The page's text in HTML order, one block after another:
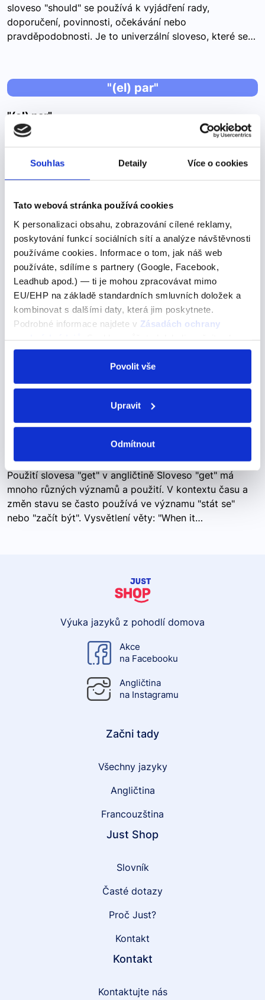
Souhlas Detaily Více o cookies
Tato webová stránka používá cookies
K personalizaci obsahu, zobrazování cílené reklamy,
poskytování funkcí sociálních sítí a analýze návštěvnosti
používáme cookies. Informace o tom, jak náš web
používáte, sdílíme s partnery (Google, Facebook,
Leadhub apod.) — ti je mohou zpracovávat mimo
EU/EHP na základě standardních smluvních doložek a
kombinovat s dalšími daty, která jim poskytnete.
Podrobné informace najdete v Zásadách ochrany
odvolat v nastavení cookies, případně se obrátit na
Povolit vše
Upravit
Odmítnout
sloveso "should" se používá k vyjádření rady,
doporučení, povinnosti, očekávání nebo
pravděpodobnosti. Je to univerzální sloveso, které se…
"(el) par"
"(el) par"
Pár -->
Nikdy nepoužíváme ve vztahu s mezilidskými vztahy.
Když někdo tvoří milostný pár, jsou to (la) pareja.
I've been feeling quite unwell
I've been feeling quite unwell
Není mi moc dobře
I've been feeling quite unwell Tato fráze je příkladem
předpřítomného průběhového času (Present Perfect
vyjádření stavu, u kterého chceme říct, jak…
When it gets late,
When it gets late,
Použití slovesa "get" v angličtině Sloveso "get" má
mnoho různých významů a použití. V kontextu času a
změn stavu se často používá ve významu "stát se"
nebo "začít být". Vysvětlení věty: "When it…
Výuka jazyků z pohodlí domova
Akce
na Facebooku
Angličtina
na Instagramu
Začni tady
Všechny jazyky
Angličtina
Francouzština
Just Shop
Slovník
Časté dotazy
Proč Just?
Kontakt
Kontakt
Kontaktujte nás